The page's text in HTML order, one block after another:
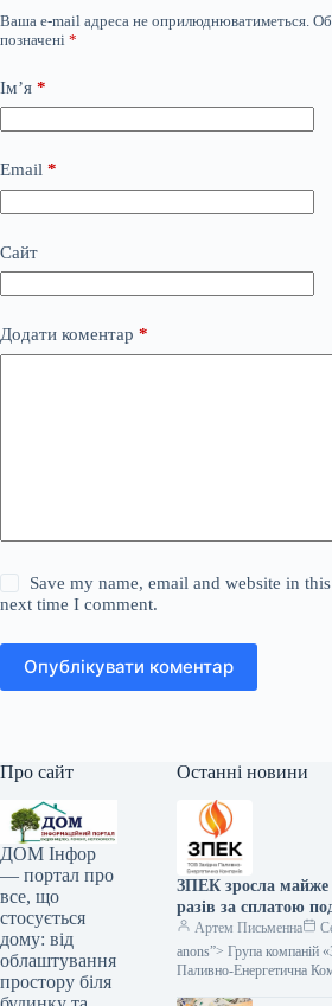
Ваша e-mail адреса не оприлюднюватиметься.
позначені *
Ім’я *
Email *
Сайт
Додати коментар *
Save my name, email and website in
next time I comment.
Опублікувати коментар
Про сайт
ДОМ Інфор
— портал про
все, що
стосується
дому: від
облаштування
простору біля
Останні новини
ЗПЕК зросла майже
разів за сплатою
обов’язкових
Мінфін
Артем Письменна
anons”> Група компаній
Паливно-Енергетична